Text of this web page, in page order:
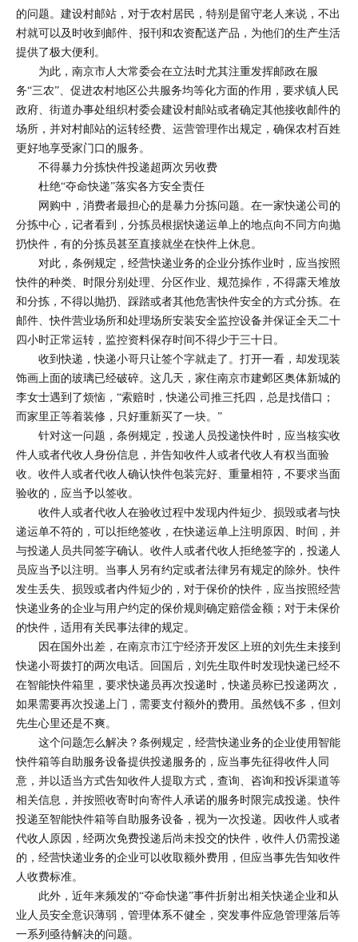
的问题。建设村邮站，对于农村居民，特别是留守老人来说，不出
村就可以及时收到邮件、报刊和农资配送产品，为他们的生产生活
提供了极大便利。
为此，南京市人大常委会在立法时尤其注重发挥邮政在服
务“三农”、促进农村地区公共服务均等化方面的作用，要求镇人民
政府、街道办事处组织村委会建设村邮站或者确定其他接收邮件的
场所，并对村邮站的运转经费、运营管理作出规定，确保农村百姓
更好地享受家门口的服务。
不得暴力分拣快件投递超两次另收费
杜绝“夺命快递”落实各方安全责任
网购中，消费者最担心的是暴力分拣问题。在一家快递公司的
分拣中心，记者看到，分拣员根据快递运单上的地点向不同方向抛
扔快件，有的分拣员甚至直接就坐在快件上休息。
对此，条例规定，经营快递业务的企业分拣作业时，应当按照
快件的种类、时限分别处理、分区作业、规范操作，不得露天堆放
和分拣，不得以抛扔、踩踏或者其他危害快件安全的方式分拣。在
邮件、快件营业场所和处理场所安装安全监控设备并保证全天二十
四小时正常运转，监控资料保存时间不得少于三十日。
收到快递，快递小哥只让签个字就走了。打开一看，却发现装
饰画上面的玻璃已经破碎。这几天，家住南京市建邺区奥体新城的
李女士遇到了烦恼，“索赔时，快递公司推三托四，总是找借口；
而家里正等着装修，只好重新买了一块。”
针对这一问题，条例规定，投递人员投递快件时，应当核实收
件人或者代收人身份信息，并告知收件人或者代收人有权当面验
收。收件人或者代收人确认快件包装完好、重量相符，不要求当面
验收的，应当予以签收。
收件人或者代收人在验收过程中发现内件短少、损毁或者与快
递运单不符的，可以拒绝签收，在快递运单上注明原因、时间，并
与投递人员共同签字确认。收件人或者代收人拒绝签字的，投递人
员应当予以注明。当事人另有约定或者法律另有规定的除外。快件
发生丢失、损毁或者内件短少的，对于保价的快件，应当按照经营
快递业务的企业与用户约定的保价规则确定赔偿金额；对于未保价
的快件，适用有关民事法律的规定。
因在国外出差，在南京市江宁经济开发区上班的刘先生未接到
快递小哥拨打的两次电话。回国后，刘先生取件时发现快递已经不
在智能快件箱里，要求快递员再次投递时，快递员称已投递两次，
如果需要再次投递上门，需要支付额外的费用。虽然钱不多，但刘
先生心里还是不爽。
这个问题怎么解决？条例规定，经营快递业务的企业使用智能
快件箱等自助服务设备提供投递服务的，应当事先征得收件人同
意，并以适当方式告知收件人提取方式，查询、咨询和投诉渠道等
相关信息，并按照收寄时向寄件人承诺的服务时限完成投递。快件
投递至智能快件箱等自助服务设备，视为一次投递。因收件人或者
代收人原因，经两次免费投递后尚未投交的快件，收件人仍需投递
的，经营快递业务的企业可以收取额外费用，但应当事先告知收件
人收费标准。
此外，近年来频发的“夺命快递”事件折射出相关快递企业和从
业人员安全意识薄弱，管理体系不健全，突发事件应急管理落后等
一系列亟待解决的问题。